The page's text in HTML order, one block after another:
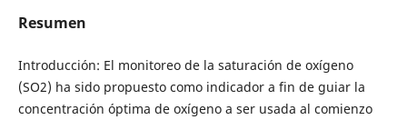
Resumen
Introducción: El monitoreo de la saturación de oxígeno
(SO2) ha sido propuesto como indicador a fin de guiar la
concentración óptima de oxígeno a ser usada al comienzo